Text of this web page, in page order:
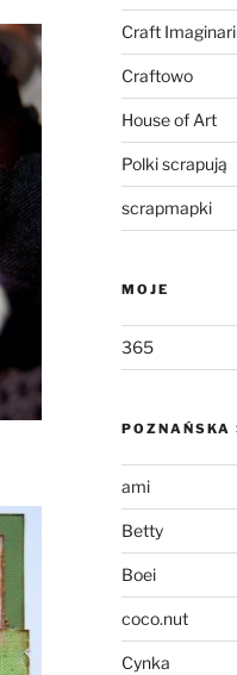
Craft
Craftowo
House of Art
Polki scrapują
scrapmapki
MOJE
365
POZNAŃSKA
ami
Betty
Boei
coco.nut
Cynka